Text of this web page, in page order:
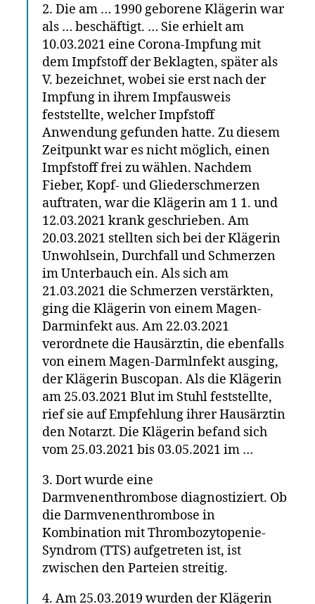
2. Die am … 1990 geborene Klägerin war
als … beschäftigt. … Sie erhielt am
10.03.2021 eine Corona-Impfung mit
dem Impfstoff der Beklagten, später als
V. bezeichnet, wobei sie erst nach der
Impfung in ihrem Impfausweis
feststellte, welcher Impfstoff
Anwendung gefunden hatte. Zu diesem
Zeitpunkt war es nicht möglich, einen
Impfstoff frei zu wählen. Nachdem
Fieber, Kopf- und Gliederschmerzen
auftraten, war die Klägerin am 1 1. und
12.03.2021 krank geschrieben. Am
20.03.2021 stellten sich bei der Klägerin
Unwohlsein, Durchfall und Schmerzen
im Unterbauch ein. Als sich am
21.03.2021 die Schmerzen verstärkten,
ging die Klägerin von einem Magen-
Darminfekt aus. Am 22.03.2021
verordnete die Hausärztin, die ebenfalls
von einem Magen-Darmlnfekt ausging,
der Klägerin Buscopan. Als die Klägerin
am 25.03.2021 Blut im Stuhl feststellte,
rief sie auf Empfehlung ihrer Hausärztin
den Notarzt. Die Klägerin befand sich
vom 25.03.2021 bis 03.05.2021 im …
3. Dort wurde eine
Darmvenenthrombose diagnostiziert. Ob
die Darmvenenthrombose in
Kombination mit Thrombozytopenie-
Syndrom (TTS) aufgetreten ist, ist
zwischen den Parteien streitig.
4. Am 25.03.2019 wurden der Klägerin